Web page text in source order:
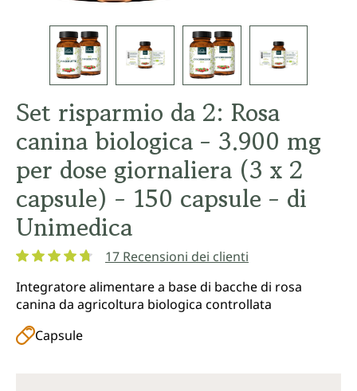
Set risparmio da 2: Rosa
canina biologica - 3.900 mg
per dose giornaliera (3 x 2
capsule) - 150 capsule - di
Unimedica
17 Recensioni dei clienti
Integratore alimentare a base di bacche di rosa
canina da agricoltura biologica controllata
Capsule